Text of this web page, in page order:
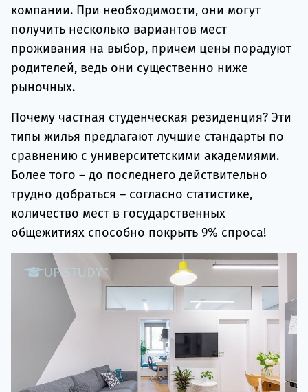
компании. При необходимости, они могут
получить несколько вариантов мест
проживания на выбор, причем цены порадуют
родителей, ведь они существенно ниже
рыночных.
Почему частная студенческая резиденция? Эти
типы жилья предлагают лучшие стандарты по
сравнению с университетскими академиями.
Более того – до последнего действительно
трудно добраться – согласно статистике,
количество мест в государственных
общежитиях способно покрыть 9% спроса!